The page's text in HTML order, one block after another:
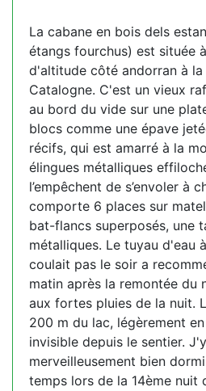
La cabane en bois dels
étangs fourchus) est située
d'altitude côté andorran à
Catalogne. C'est un vieux
au bord du vide sur une
blocs comme une épave
récifs, qui est amarré à la
élingues métalliques
l’empêchent de s’envoler à
comporte 6 places sur
bat-flancs superposés, une
métalliques. Le tuyau d'eau
coulait pas le soir a
matin après la remontée du
aux fortes pluies de la nuit.
200 m du lac, légèrement
invisible depuis le sentier.
merveilleusement bien
temps lors de la 14ème nuit